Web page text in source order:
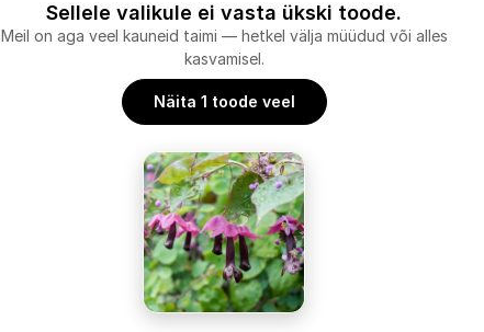
Sellele valikule ei vasta ükski toode.
Meil on aga veel kauneid taimi — hetkel välja müüdud või alles
kasvamisel.
Näita 1 toode veel